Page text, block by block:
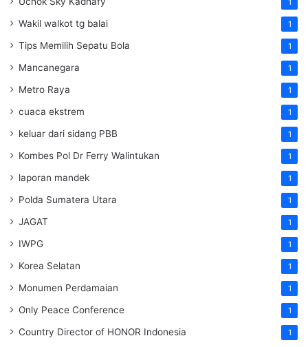
Wakil walkot tg balai 1
Tips Memilih Sepatu Bola 1
Mancanegara 1
Metro Raya 1
cuaca ekstrem 1
keluar dari sidang PBB 1
Kombes Pol Dr Ferry Walintukan 1
laporan mandek 1
Polda Sumatera Utara 1
JAGAT 1
IWPG 1
Korea Selatan 1
Monumen Perdamaian 1
Only Peace Conference 1
Country Director of HONOR Indonesia 1